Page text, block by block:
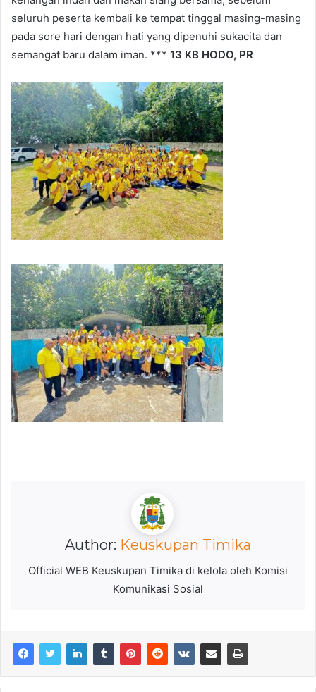
seluruh peserta kembali ke tempat tinggal masing-masing
pada sore hari dengan hati yang dipenuhi sukacita dan
semangat baru dalam iman. *** 13 KB HODO, PR
Author: Keuskupan Timika
Official WEB Keuskupan Timika di kelola oleh Komisi
Komunikasi Sosial